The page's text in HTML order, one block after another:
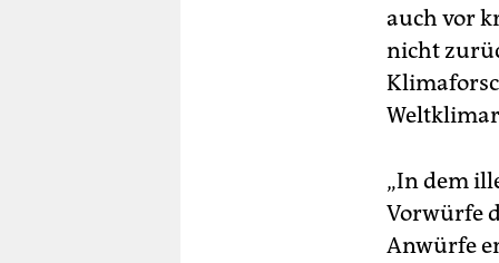
auch vor
nicht
„In dem
Vorwürfe
Anwürfe